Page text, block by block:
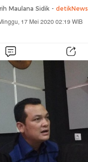
Maulana Sidik - detikNews
17 Mei 2020 02:19 WIB